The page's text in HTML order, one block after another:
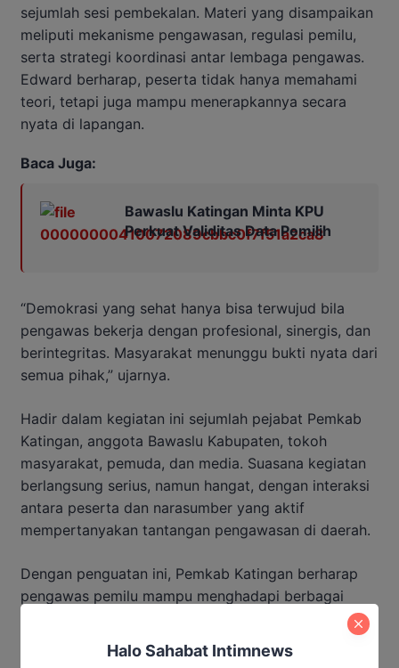
sejumlah sesi pembekalan. Materi yang disampaikan
meliputi mekanisme pengawasan, regulasi pemilu,
serta strategi koordinasi antar lembaga pengawas.
Edward berharap, peserta tidak hanya memahami
teori, tetapi juga mampu menerapkannya secara
nyata di lapangan.
Baca Juga:
Bawaslu Katingan Minta KPU
Perkuat Validitas Data Pemilih
“Demokrasi yang sehat hanya bisa terwujud bila
pengawas bekerja dengan profesional, sinergis, dan
berintegritas. Masyarakat menunggu bukti nyata dari
semua pihak,” ujarnya.
Hadir dalam kegiatan ini sejumlah pejabat Pemkab
Katingan, anggota Bawaslu Kabupaten, tokoh
masyarakat, pemuda, dan media. Suasana kegiatan
berlangsung serius, namun hangat, dengan interaksi
antara peserta dan narasumber yang aktif
mempertanyakan tantangan pengawasan di daerah.
Dengan penguatan ini, Pemkab Katingan berharap
pengawas pemilu mampu menghadapi berbagai
dinamika politik, termasuk kampanye, penghitungan
suara, dan sengketa pemilu. Tujuannya agar seluruh
tahapan pemilu berjalan lancar, aman, dan diterima
Halo Sahabat Intimnews